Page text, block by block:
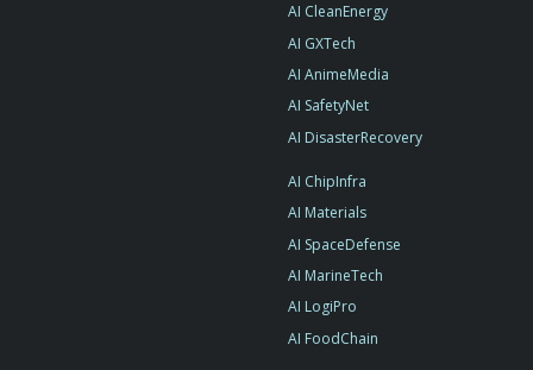
AI CleanEnergy
AI GXTech
AI AnimeMedia
AI SafetyNet
AI DisasterRecovery
AI ChipInfra
AI Materials
AI SpaceDefense
AI MarineTech
AI LogiPro
AI FoodChain